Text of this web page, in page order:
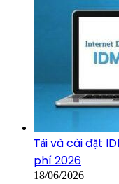
Tải và cài đặt
phí 2026
18/06/2026